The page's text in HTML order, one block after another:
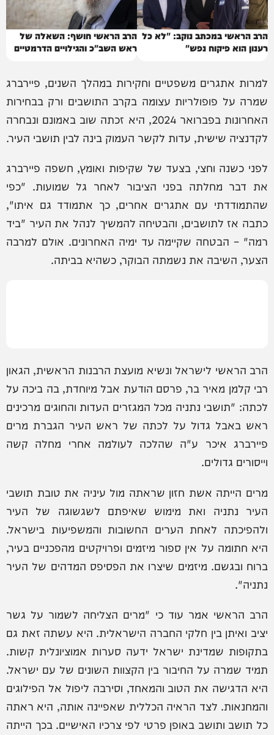
הרב הראשי במכתב נוקב: "לא כל
רענון הוא פיקוח נפש"
הרב הראשי חושף: השאלה של
ראש השב"כ והגילויים הדרמטיים
למרות אתגרים משפטיים וחקירות במהלך השנים, פיירברג
שמרה על פופולריות עצומה בקרב התושבים ורק בבחירות
האחרונות בפברואר 2024, היא זכתה שוב באמונם ונבחרה
לקדנציה שישית, עדות לקשר העמוק בינה לבין תושבי העיר.
לפני כשנה וחצי, בצעד של שקיפות ואומץ, חשפה פיירברג
את דבר מחלתה בפני הציבור לאחר גל שמועות. "כפי
שהתמודדתי עם אתגרים אחרים, כך אתמודד גם איתו",
כתבה אז לתושבים, והבטיחה להמשיך לנהל את העיר "ביד
רמה" – הבטחה שקיימה עד ימיה האחרונים. אולם למרבה
הצער, השיבה את נשמתה הבוקר, כשהיא בביתה.
הרב הראשי לישראל ונשיא מועצת הרבנות הראשית, הגאון
רבי קלמן מאיר בר, פרסם הודעת אבל מיוחדת, בה ביכה על
לכתה: "תושבי נתניה מכל המגזרים העדות והחוגים מרכינים
ראש באבל גדול על לכתה של ראש העיר הגברת מרים
פיירברג איכר ע"ה שהלכה לעולמה אחרי מחלה קשה
וייסורים גדולים.
מרים הייתה אשת חזון שראתה מול עיניה את טובת תושבי
העיר נתניה ואת מימוש שאיפתם לשגשוגה של העיר
ולהפיכתה לאחת הערים החשובות והמשפיעות בישראל.
היא חתומה על אין ספור מיזמים ופרויקטים מהפכניים בעיר,
ברוח ובגשם. מיזמים שיצרו את הפסיפס המדהים של העיר
נתניה".
הרב הראשי אמר עוד כי "מרים הצליחה לשמור על גשר
יציב ואיתן בין חלקי החברה הישראלית. היא עשתה זאת גם
בתקופות שמדינת ישראל ידעה סערות אמוציונלית קשות.
תמיד שמרה על החיבור בין הקצוות השונים של עם ישראל.
היא הדגישה את הטוב והמאחד, וסירבה ליפול אל הפילוגים
והמחנאות. לצד הראיה הכללית שאפיינה אותה, היא ראתה
כל תושב ותושב באופן פרטי לפי צרכיו האישיים. בכך הייתה